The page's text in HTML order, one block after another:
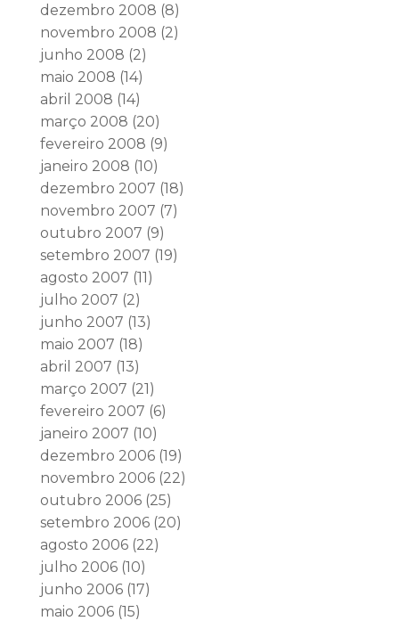
dezembro 2008 (8)
novembro 2008 (2)
junho 2008 (2)
maio 2008 (14)
abril 2008 (14)
março 2008 (20)
fevereiro 2008 (9)
janeiro 2008 (10)
dezembro 2007 (18)
novembro 2007 (7)
outubro 2007 (9)
setembro 2007 (19)
agosto 2007 (11)
julho 2007 (2)
junho 2007 (13)
maio 2007 (18)
abril 2007 (13)
março 2007 (21)
fevereiro 2007 (6)
janeiro 2007 (10)
dezembro 2006(19)
novembro 2006(22)
outubro 2006(25)
setembro 2006(20)
agosto 2006(22)
julho 2006(10)
junho 2006(17)
maio 2006(15)